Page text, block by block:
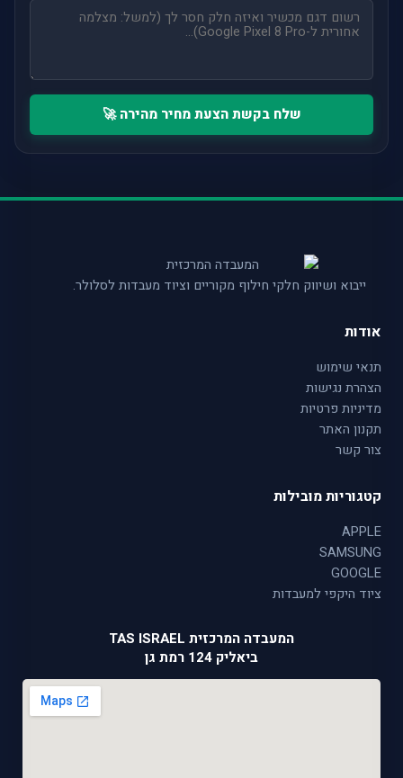
שלח בקשת הצעת מחיר מהירה 🚀
ייבוא ושיווק חלקי חילוף מקוריים וציוד מעבדות לסלולר.
אודות
תנאי שימוש
הצהרת נגישות
מדיניות פרטיות
תקנון האתר
צור קשר
קטגוריות מובילות
APPLE
SAMSUNG
GOOGLE
ציוד היקפי למעבדות
המעבדה המרכזית TAS ISRAEL
ביאליק 124 רמת גן